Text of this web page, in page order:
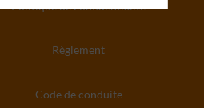
Politique de confidentialité
Règlement
Code de conduite